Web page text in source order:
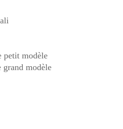
petit modèle
grand modèle